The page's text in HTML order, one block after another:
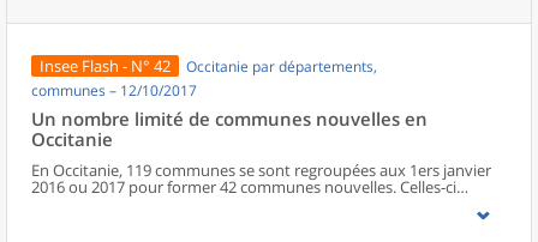
Garonne. L’Hérault gagne 15 130 habitants en moyenne chaque
deux locomotives démographiques de la région.
Insee Flash - N° 42
Occitanie par départements,
communes – 12/10/2017
Un nombre limité de communes nouvelles en
Occitanie
En Occitanie, 119 communes se sont regroupées aux 1ers janvier
2016 ou 2017 pour former 42 communes nouvelles. Celles-ci
représentent moins d’un dixième des communes nouvelles
françaises. Dans la région, le nombre de communes fusionnant